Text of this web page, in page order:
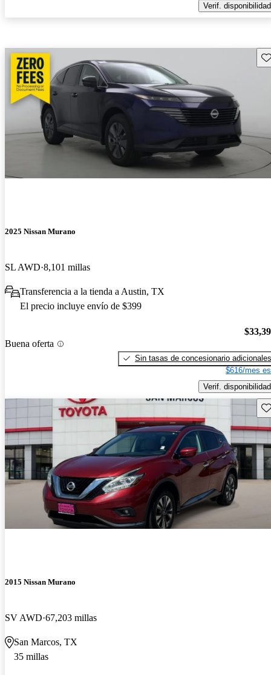
Verif. disponibilidad
2025 Nissan Murano
SL AWD 8,101 millas
Transferencia a la tienda a Austin, TX
El precio incluye envío de $399
Buena oferta
Sin tasas de concesionario adicionales
$616/mes
Verif. disponibilidad
2015 Nissan Murano
SV AWD 67,203 millas
San Marcos, TX
35 millas